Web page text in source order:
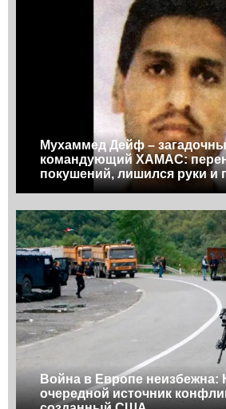
Мухаммед Дейф –
командующий ХАМАС:
покушений, лишился руки и
Война в Европе неизбежна:
очередной источник